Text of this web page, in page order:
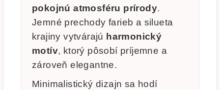
pokojnú atmosféru prírody.
Jemné prechody farieb a silueta
krajiny vytvárajú harmonický
motív, ktorý pôsobí príjemne a
zároveň elegantne.
Minimalistický dizajn sa hodí